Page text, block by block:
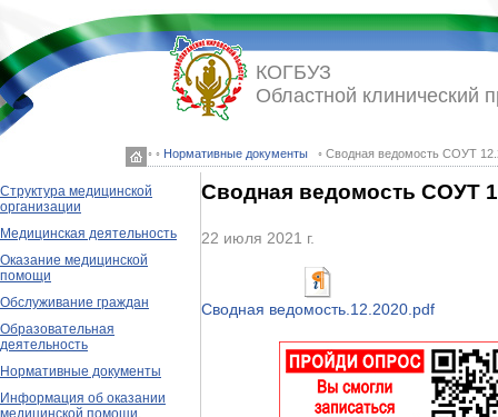
◦ ◦ Нормативные документы ◦ Сводная ведомость СОУТ
КОГБУЗ
Областной клинический
Структура медицинской
организации
Медицинская деятельность
Оказание медицинской
помощи
Обслуживание граждан
Образовательная
деятельность
Нормативные документы
Информация об оказании
медицинской помощи,
Сводная ведомость СОУТ
22 июля 2021 г.
Сводная ведомость.12.2020.pdf